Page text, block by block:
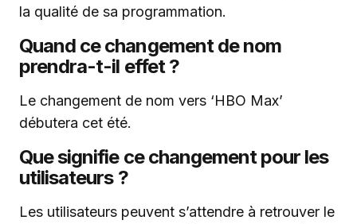
la qualité de sa programmation.
Quand ce changement de nom
prendra-t-il effet ?
Le changement de nom vers ‘HBO Max’
débutera cet été.
Que signifie ce changement pour les
utilisateurs ?
Les utilisateurs peuvent s’attendre à retrouver le